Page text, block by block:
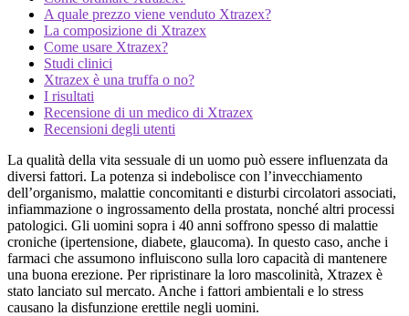
A quale prezzo viene venduto Xtrazex?
La composizione di Xtrazex
Come usare Xtrazex?
Studi clinici
Xtrazex è una truffa o no?
I risultati
Recensione di un medico di Xtrazex
Recensioni degli utenti
La qualità della vita sessuale di un uomo può essere influenzata da
diversi fattori. La potenza si indebolisce con l’invecchiamento
dell’organismo, malattie concomitanti e disturbi circolatori associati,
infiammazione o ingrossamento della prostata, nonché altri processi
patologici. Gli uomini sopra i 40 anni soffrono spesso di malattie
croniche (ipertensione, diabete, glaucoma). In questo caso, anche i
farmaci che assumono influiscono sulla loro capacità di mantenere
una buona erezione. Per ripristinare la loro mascolinità, Xtrazex è
stato lanciato sul mercato. Anche i fattori ambientali e lo stress
causano la disfunzione erettile negli uomini.